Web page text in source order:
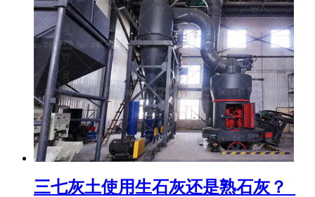
三七灰土使用生石灰还是熟石灰？_